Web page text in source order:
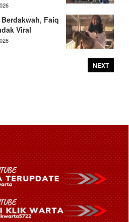
Faiq
Viral
NEXT